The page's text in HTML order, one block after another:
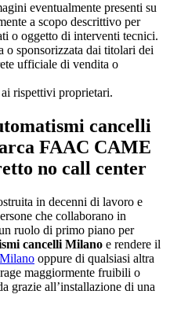
eventualmente presenti su
a scopo descrittivo per
o oggetto di interventi tecnici.
o sponsorizzata dai titolari dei
ufficiale di vendita o
rispettivi proprietari.
cancelli
FAAC CAME
no call center
in decenni di lavoro e
che collaborano in
ruolo di primo piano per
cancelli Milano e rendere il
oppure di qualsiasi altra
maggiormente fruibili o
grazie all’installazione di una